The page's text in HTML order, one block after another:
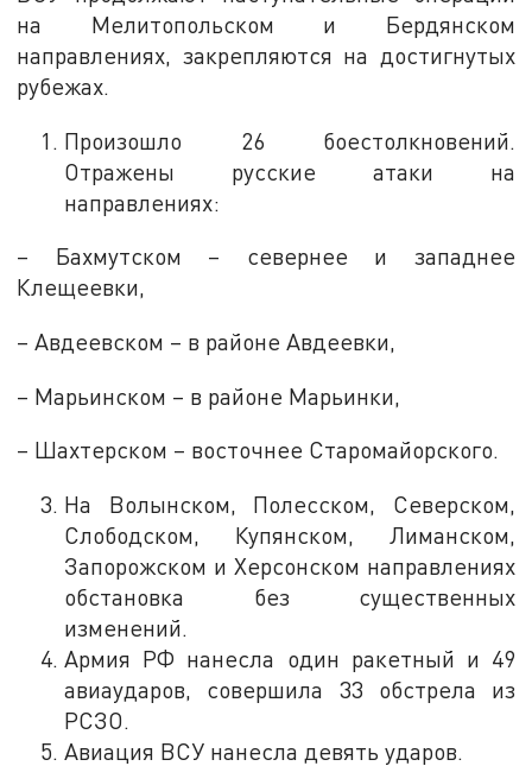
на Мелитопольском и Бердянском
направлениях, закрепляются на достигнутых
рубежах.
Произошло 26 боестолкновений.
Отражены русские атаки на
направлениях:
– Бахмутском – севернее и западнее
Клещеевки,
– Авдеевском – в районе Авдеевки,
– Марьинском – в районе Марьинки,
– Шахтерском – восточнее Старомайорского.
На Волынском, Полесском, Северском,
Слободском, Купянском, Лиманском,
Запорожском и Херсонском направлениях
обстановка без существенных
изменений.
Армия РФ нанесла один ракетный и 49
авиаударов, совершила 33 обстрела из
РСЗО.
Авиация ВСУ нанесла девять ударов.